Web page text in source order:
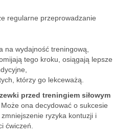
regularne przeprowadzanie
na wydajność treningową,
tego kroku, osiągają lepsze
którzy go lekceważą.
przed treningiem siłowym
Może ona decydować o sukcesie
ryzyka kontuzji i
ćwiczeń.